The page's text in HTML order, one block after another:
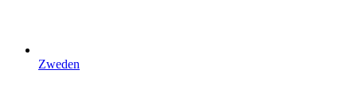
Zweden